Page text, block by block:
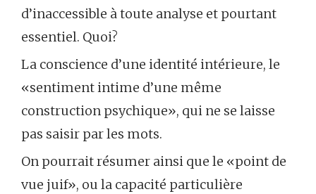
d’inaccessible à toute analyse et pourtant
essentiel. Quoi?
La conscience d’une identité intérieure, le
«sentiment intime d’une même
construction psychique», qui ne se laisse
pas saisir par les mots.
On pourrait résumer ainsi que le «point de
vue juif», ou la capacité particulière